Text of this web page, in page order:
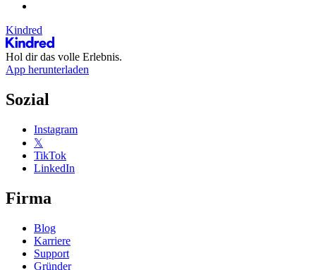
Kindred
Hol dir das volle Erlebnis.
App herunterladen
Sozial
Instagram
𝕏
TikTok
LinkedIn
Firma
Blog
Karriere
Support
Gründer